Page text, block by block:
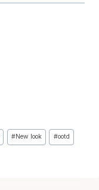
#New look #ootd